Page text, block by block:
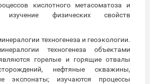
кислотного метасоматоза и
изучение физических свойств
техногенеза и геоэкологии.
техногенеза объектами
горелые и горящие отвалы
нефтяные скважины,
экспонаты; изучаются процессы